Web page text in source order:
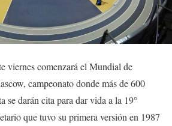
viernes comenzará el Mundial de
campeonato donde más de 600
se darán cita para dar vida a la 19°
que tuvo su primera versión en 1987